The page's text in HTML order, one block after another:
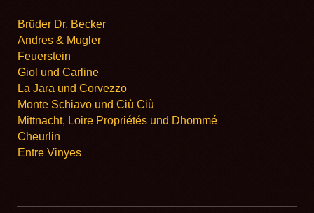
Brüder Dr. Becker
Andres & Mugler
Feuerstein
Giol und Carline
La Jara und Corvezzo
Monte Schiavo und Ciù Ciù
Mittnacht, Loire Propriétés und Dhommé
Cheurlin
Entre Vinyes